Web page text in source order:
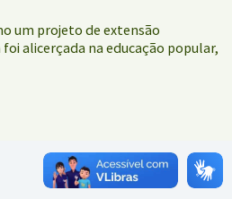
um projeto de extensão
alicerçada na educação popular,